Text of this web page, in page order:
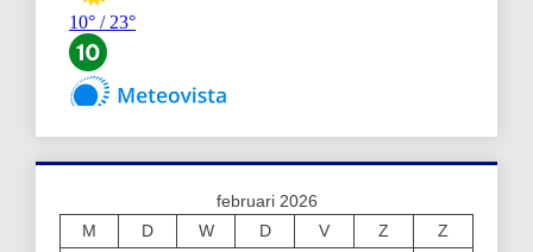
februari 2026
M
D W D V Z
Z